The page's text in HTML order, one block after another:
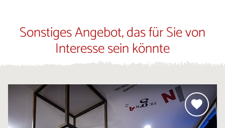
Sonstiges Angebot, das für Sie von
Interesse sein könnte